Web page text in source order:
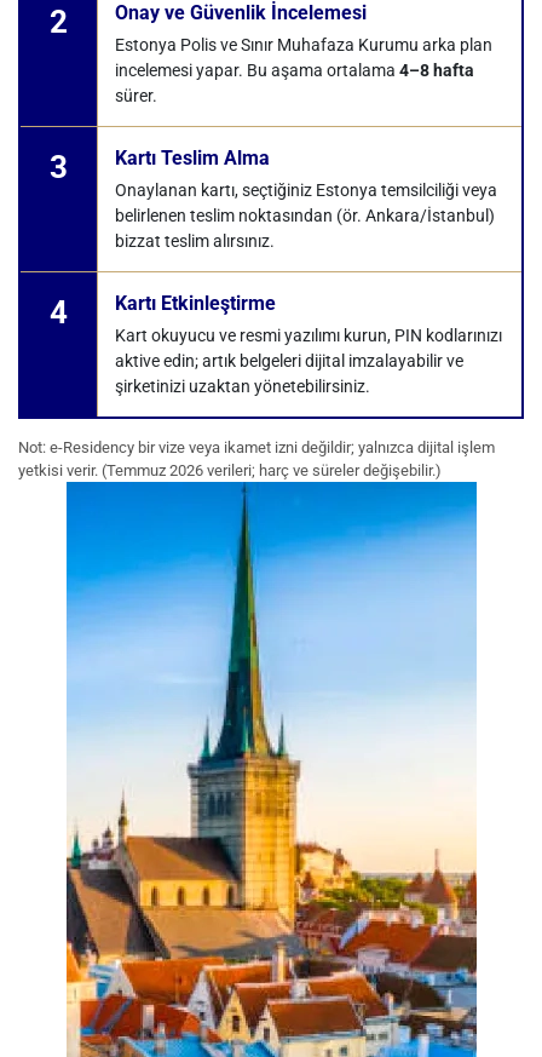
2 Onay ve Güvenlik İncelemesi
Estonya Polis ve Sınır Muhafaza Kurumu arka plan
incelemesi yapar. Bu aşama ortalama 4–8 hafta
sürer.
3 Kartı Teslim Alma
Onaylanan kartı, seçtiğiniz Estonya temsilciliği veya
belirlenen teslim noktasından (ör. Ankara/İstanbul)
bizzat teslim alırsınız.
4 Kartı Etkinleştirme
Kart okuyucu ve resmi yazılımı kurun, PIN kodlarınızı
aktive edin; artık belgeleri dijital imzalayabilir ve
şirketinizi uzaktan yönetebilirsiniz.
Not: e-Residency bir vize veya ikamet izni değildir; yalnızca dijital işlem
yetkisi verir. (Temmuz 2026 verileri; harç ve süreler değişebilir.)